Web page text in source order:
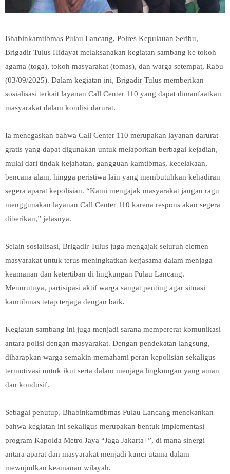
Bhabinkamtibmas Pulau Lancang, Polres Kepulauan Seribu,
Brigadir Tulus Hidayat melaksanakan kegiatan sambang ke tokoh
agama (toga), tokoh masyarakat (tomas), dan warga setempat, Rabu
(03/09/2025). Dalam kegiatan ini, Brigadir Tulus memberikan
sosialisasi terkait layanan Call Center 110 yang dapat dimanfaatkan
masyarakat dalam kondisi darurat.
Ia menegaskan bahwa Call Center 110 merupakan layanan darurat
gratis yang dapat digunakan untuk melaporkan berbagai kejadian,
mulai dari tindak kejahatan, gangguan kamtibmas, kecelakaan,
bencana alam, hingga peristiwa lain yang membutuhkan kehadiran
segera aparat kepolisian. “Kami mengajak masyarakat jangan ragu
menggunakan layanan Call Center 110 karena respons akan segera
diberikan,” jelasnya.
Selain sosialisasi, Brigadir Tulus juga mengajak seluruh elemen
masyarakat untuk terus meningkatkan kerjasama dalam menjaga
keamanan dan ketertiban di lingkungan Pulau Lancang.
Menurutnya, partisipasi aktif warga sangat penting agar situasi
kamtibmas tetap terjaga dengan baik.
Kegiatan sambang ini juga menjadi sarana mempererat komunikasi
antara polisi dengan masyarakat. Dengan pendekatan langsung,
diharapkan warga semakin memahami peran kepolisian sekaligus
termotivasi untuk ikut serta dalam menjaga lingkungan yang aman
dan kondusif.
Sebagai penutup, Bhabinkamtibmas Pulau Lancang menekankan
bahwa kegiatan ini sekaligus merupakan bentuk implementasi
program Kapolda Metro Jaya “Jaga Jakarta+”, di mana sinergi
antara aparat dan masyarakat menjadi kunci utama dalam
mewujudkan keamanan wilayah.